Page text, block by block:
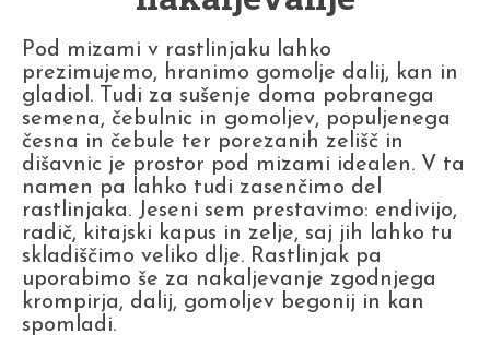
Pod mizami v rastlinjaku lahko
prezimujemo, hranimo gomolje dalij, kan in
gladiol. Tudi za sušenje doma pobranega
semena, čebulnic in gomoljev, populjenega
česna in čebule ter porezanih zelišč in
dišavnic je prostor pod mizami idealen. V ta
namen pa lahko tudi zasenčimo del
rastlinjaka. Jeseni sem prestavimo: endivijo,
radič, kitajski kapus in zelje, saj jih lahko tu
skladiščimo veliko dlje. Rastlinjak pa
uporabimo še za nakaljevanje zgodnjega
krompirja, dalij, gomoljev begonij in kan
spomladi.